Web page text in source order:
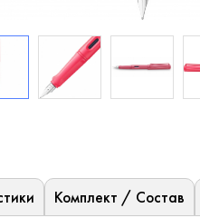
Комплект / Состав